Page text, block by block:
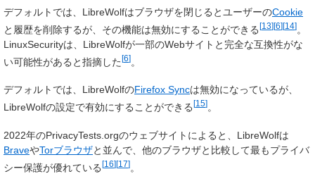
デフォルトでは、LibreWolfはブラウザを閉じるとユーザーのCookie
と履歴を削除するが、その機能は無効にすることができる [13][6][14] 。
LinuxSecurityは、LibreWolfが一部のWebサイトと完全な互換性がな
い可能性があると指摘した [6] 。
デフォルトでは、LibreWolfのFirefox Syncは無効になっているが、
LibreWolfの設定で有効にすることができる [15] 。
2022年のPrivacyTests.orgのウェブサイトによると、LibreWolfは
BraveやTorブラウザと並んで、他のブラウザと比較して最もプライバ
シー保護が優れている[16][17]。